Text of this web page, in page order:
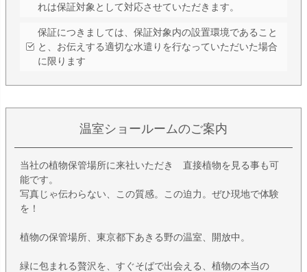
れは保証対象として対応させていただきます。
保証につきましては、保証対象内の設置環境であること
と、お伝えする適切な水遣りを行なっていただいた場合
に限ります
温室ショールームのご案内
当社の植物保管場所に来社いただき 直接植物を見る事も可
能です。
写真じゃ伝わらない、この質感。この迫力。ぜひ現地で体験
を！
植物の保管場所、東京都下あきる野の温室、開放中。
緑に包まれる贅沢を、すぐそばで出会える、植物の本当の